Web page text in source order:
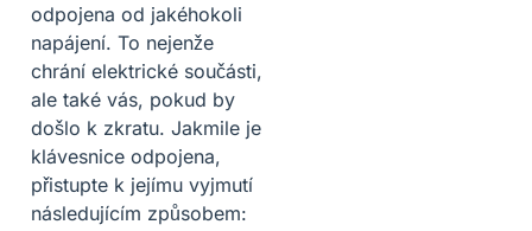
odpojena od jakéhokoli
napájení. To nejenže
chrání elektrické součásti,
ale také vás, pokud by
došlo k zkratu. Jakmile je
klávesnice odpojena,
přistupte k jejímu vyjmutí
následujícím způsobem: